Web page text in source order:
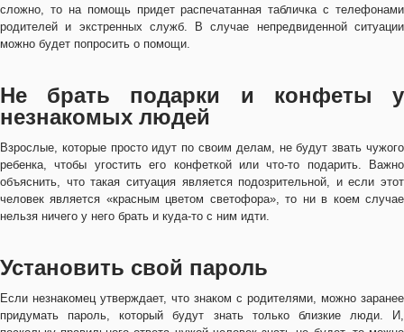
сложно, то на помощь придет распечатанная табличка с телефонами
родителей и экстренных служб. В случае непредвиденной ситуации
можно будет попросить о помощи.
Не брать подарки и конфеты у
незнакомых людей
Взрослые, которые просто идут по своим делам, не будут звать чужого
ребенка, чтобы угостить его конфеткой или что-то подарить. Важно
объяснить, что такая ситуация является подозрительной, и если этот
человек является «красным цветом светофора», то ни в коем случае
нельзя ничего у него брать и куда-то с ним идти.
Установить свой пароль
Если незнакомец утверждает, что знаком с родителями, можно заранее
придумать пароль, который будут знать только близкие люди. И,